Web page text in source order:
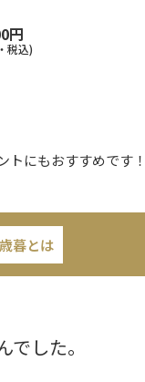
円
税込)
にもおすすめです
暮とは
した。